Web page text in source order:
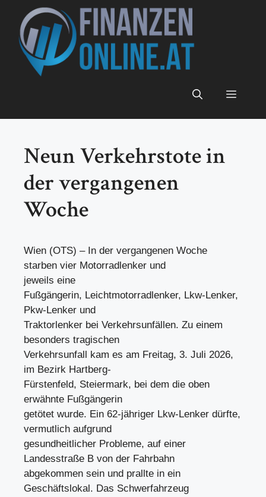
Inhalt
springen
Menü
Neun Verkehrstote in
der vergangenen
Woche
Wien (OTS) – In der vergangenen Woche
starben vier Motorradlenker und
jeweils eine
Fußgängerin, Leichtmotorradlenker, Lkw-Lenker,
Pkw-Lenker und
Traktorlenker bei Verkehrsunfällen. Zu einem
besonders tragischen
Verkehrsunfall kam es am Freitag, 3. Juli 2026,
im Bezirk Hartberg-
Fürstenfeld, Steiermark, bei dem die oben
erwähnte Fußgängerin
getötet wurde. Ein 62-jähriger Lkw-Lenker dürfte,
vermutlich aufgrund
gesundheitlicher Probleme, auf einer
Landesstraße B von der Fahrbahn
abgekommen sein und prallte in ein
Geschäftslokal. Das Schwerfahrzeug